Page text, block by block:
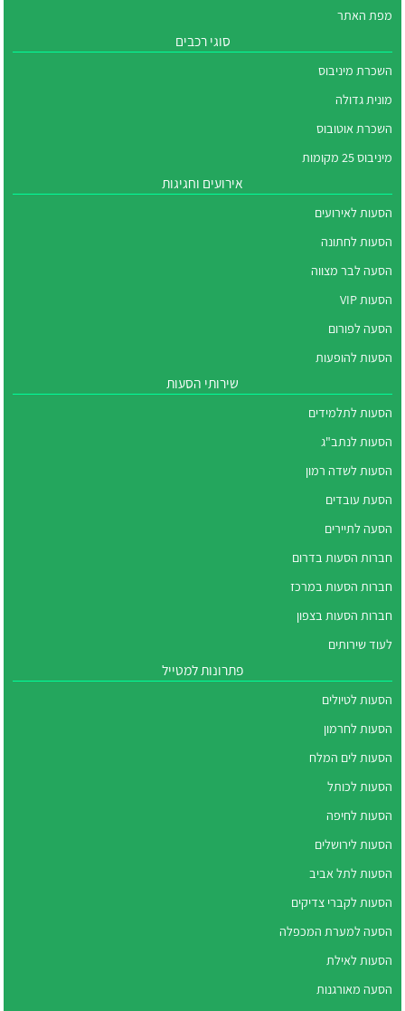
מפת האתר
סוגי רכבים
השכרת מיניבוס
מונית גדולה
השכרת אוטובוס
מיניבוס 25 מקומות
אירועים וחגיגות
הסעות לאירועים
הסעות לחתונה
הסעה לבר מצווה
הסעות VIP
הסעה לפורום
הסעות להופעות
שירותי הסעות
הסעות לתלמידים
הסעות לנתב"ג
הסעות לשדה רמון
הסעת עובדים
הסעה לתיירים
חברות הסעות בדרום
חברות הסעות במרכז
חברות הסעות בצפון
לעוד שירותים
פתרונות למטייל
הסעות לטיולים
הסעות לחרמון
הסעות לים המלח
הסעות לכותל
הסעות לחיפה
הסעות לירושלים
הסעות לתל אביב
הסעות לקברי צדיקים
הסעה למערת המכפלה
הסעות לאילת
הסעה מאורגנות